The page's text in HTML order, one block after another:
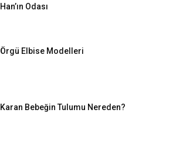
Han’ın Odası
Örgü Elbise Modelleri
Karan Bebeğin Tulumu Nereden?